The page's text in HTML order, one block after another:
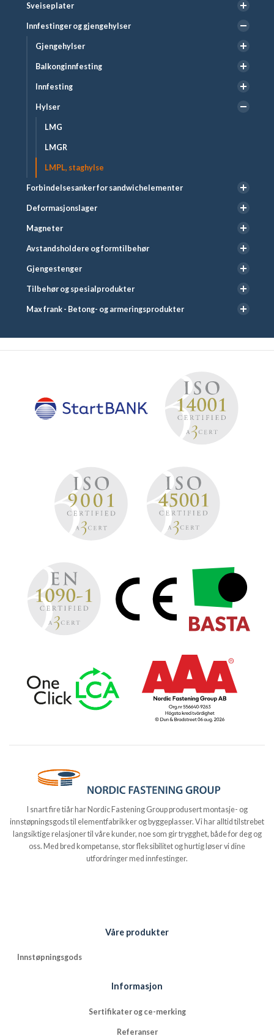
Sveiseplater
Innfestinger og gjengehylser
Gjengehylser
Balkonginnfesting
Innfesting
Hylser
LMG
LMGR
LMPL, staghylse
Forbindelsesanker for sandwichelementer
Deformasjonslager
Magneter
Avstandsholdere og formtilbehør
Gjengestenger
Tilbehør og spesialprodukter
Max frank - Betong- og armeringsprodukter
I snart fire tiår har Nordic Fastening Group produsert montasje- og
innstøpningsgods til elementfabrikker og byggeplasser. Vi har alltid tilstrebet
langsiktige relasjoner til våre kunder, noe som gir trygghet, både for deg og
oss. Med bred kompetanse, stor fleksibilitet og hurtig løser vi dine
utfordringer med innfestinger.
Våre produkter
Innstøpningsgods
Informasjon
Sertifikater og ce-merking
Referanser